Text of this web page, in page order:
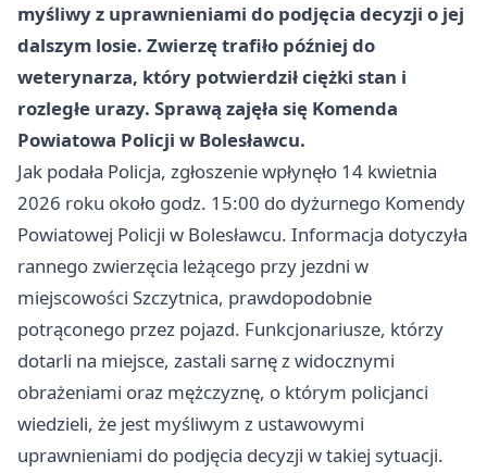
myśliwy z uprawnieniami do podjęcia decyzji o jej
dalszym losie. Zwierzę trafiło później do
weterynarza, który potwierdził ciężki stan i
rozległe urazy. Sprawą zajęła się Komenda
Powiatowa Policji w Bolesławcu.
Jak podała Policja, zgłoszenie wpłynęło 14 kwietnia
2026 roku około godz. 15:00 do dyżurnego Komendy
Powiatowej Policji w Bolesławcu. Informacja dotyczyła
rannego zwierzęcia leżącego przy jezdni w
miejscowości Szczytnica, prawdopodobnie
potrąconego przez pojazd. Funkcjonariusze, którzy
dotarli na miejsce, zastali sarnę z widocznymi
obrażeniami oraz mężczyznę, o którym policjanci
wiedzieli, że jest myśliwym z ustawowymi
uprawnieniami do podjęcia decyzji w takiej sytuacji.